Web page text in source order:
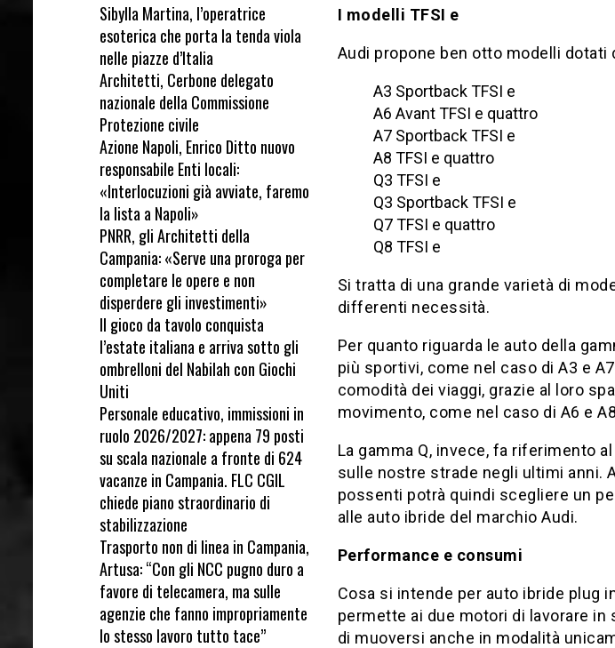
I modelli TFSI e
Audi propone ben otto modelli
A3 Sportback TFSI e
A6 Avant TFSI e quattro
A7 Sportback TFSI e
A8 TFSI e quattro
Q3 TFSI e
Q3 Sportback TFSI e
Q7 TFSI e quattro
Q8 TFSI e
Si tratta di una grande varietà di
differenti necessità.
Per quanto riguarda le auto della
più sportivi, come nel caso di A3 e
comodità dei viaggi, grazie al loro
movimento, come nel caso di A6 e
La gamma Q, invece, fa riferimento
sulle nostre strade negli ultimi anni.
possenti potrà quindi scegliere un
alle auto ibride del marchio Audi.
Performance e consumi
Cosa si intende per auto ibride plug
permette ai due motori di lavorare
di muoversi anche in modalità
Sibylla Martina, l’operatrice
esoterica che porta la tenda viola
nelle piazze d’Italia
Architetti, Cerbone delegato
nazionale della Commissione
Protezione civile
Azione Napoli, Enrico Ditto nuovo
responsabile Enti locali:
«Interlocuzioni già avviate, faremo
la lista a Napoli»
PNRR, gli Architetti della
Campania: «Serve una proroga per
completare le opere e non
disperdere gli investimenti»
Il gioco da tavolo conquista
l’estate italiana e arriva sotto gli
ombrelloni del Nabilah con Giochi
Uniti
Personale educativo, immissioni in
ruolo 2026/2027: appena 79 posti
su scala nazionale a fronte di 624
vacanze in Campania. FLC CGIL
chiede piano straordinario di
stabilizzazione
Trasporto non di linea in Campania,
Artusa: “Con gli NCC pugno duro a
favore di telecamera, ma sulle
agenzie che fanno impropriamente
lo stesso lavoro tutto tace”